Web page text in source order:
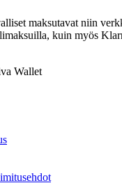
maksutavat niin
kuin myös
Wallet